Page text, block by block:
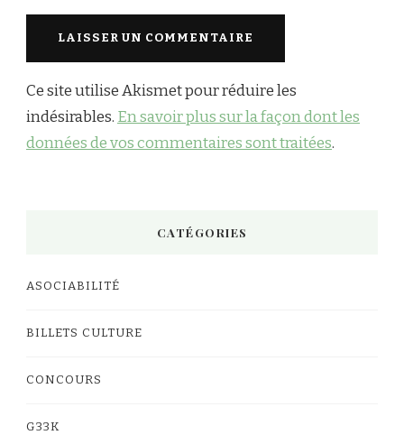
Ce site utilise Akismet pour réduire les
indésirables. En savoir plus sur la façon dont les
données de vos commentaires sont traitées.
CATÉGORIES
ASOCIABILITÉ
BILLETS CULTURE
CONCOURS
G33K